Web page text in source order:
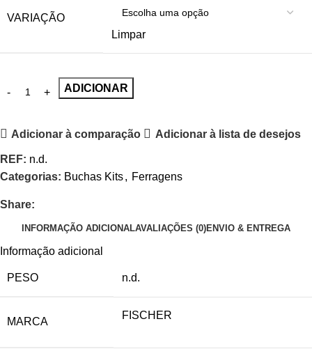
VARIAÇÃO
Limpar
ADICIONAR
Adicionar à comparação Adicionar à lista de desejos
REF: n.d.
Categorias: Buchas Kits, Ferragens
Share:
INFORMAÇÃO ADICIONALAVALIAÇÕES (0)ENVIO & ENTREGA
Informação adicional
PESO n.d.
MARCA
FISCHER